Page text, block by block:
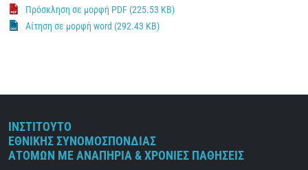
Πρόσκληση σε μορφή PDF (225.53 KB)
Αίτηση σε μορφή word (292.43 KB)
ΙΝΣΤΙΤΟΥΤΟ
ΕΘΝΙΚΗΣ ΣΥΝΟΜΟΣΠΟΝΔΙΑΣ
ΑΤΟΜΩΝ ΜΕ ΑΝΑΠΗΡΙΑ & ΧΡΟΝΙΕΣ ΠΑΘΗΣΕΙΣ